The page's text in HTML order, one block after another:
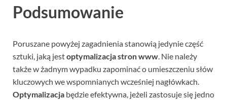
Podsumowanie
Poruszane powyżej zagadnienia stanowią jedynie część
sztuki, jaką jestoptymalizacja stron www. Nie należy
także w żadnym wypadku zapominać o umieszczeniu słów
kluczowych we wspomnianych wcześniej nagłówkach.
Optymalizacja będzie efektywna, jeżeli zastosuje się jedno